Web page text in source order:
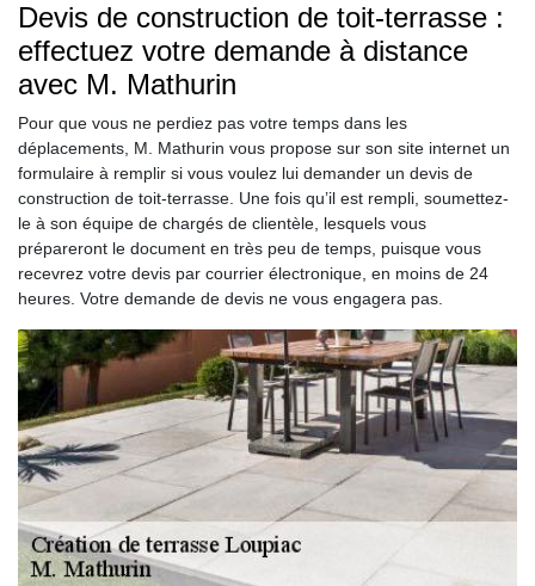
Devis de construction de toit-terrasse :
effectuez votre demande à distance
avec M. Mathurin
Pour que vous ne perdiez pas votre temps dans les
déplacements, M. Mathurin vous propose sur son site internet un
formulaire à remplir si vous voulez lui demander un devis de
construction de toit-terrasse. Une fois qu’il est rempli, soumettez-
le à son équipe de chargés de clientèle, lesquels vous
prépareront le document en très peu de temps, puisque vous
recevrez votre devis par courrier électronique, en moins de 24
heures. Votre demande de devis ne vous engagera pas.